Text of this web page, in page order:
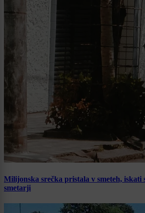
Milijonska srečka pristala v smeteh, iskati
smetarji